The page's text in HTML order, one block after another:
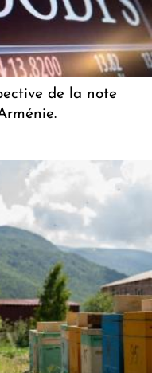
de la note